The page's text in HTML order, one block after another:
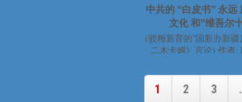
中共的 “白皮书” 永远
文化 和”维吾尔
(驳梅新育的"国新办新
二木卡姆》言论) 作者:
1 2 3